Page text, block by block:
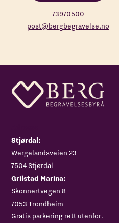
73970500
post@bergbegravelse.no
Stjørdal:
‍Wergelandsveien 23
7504 Stjørdal
Grilstad Marina:
Skonnertvegen 8
7053 Trondheim
Gratis parkering rett utenfor.